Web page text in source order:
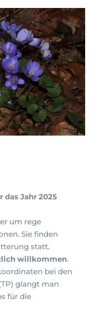
Jahr 2025
um rege
Sie finden
statt.
willkommen.
bei den
glangt man
für die